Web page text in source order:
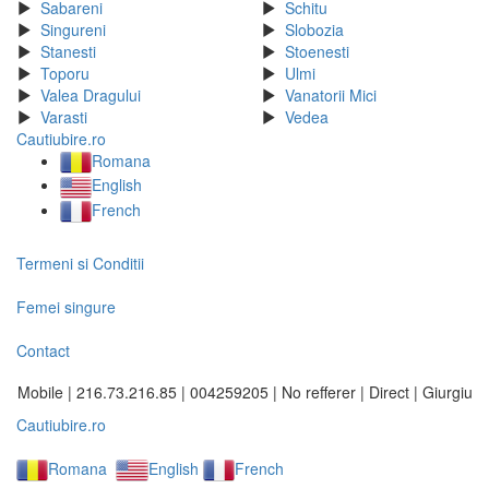
Sabareni
Schitu
Singureni
Slobozia
Stanesti
Stoenesti
Toporu
Ulmi
Valea Dragului
Vanatorii Mici
Varasti
Vedea
Cautiubire.ro
Romana
English
French
Termeni si Conditii
Femei singure
Contact
Mobile | 216.73.216.85 | 004259205 | No refferer | Direct | Giurgiu
Cautiubire.ro
Romana
English French